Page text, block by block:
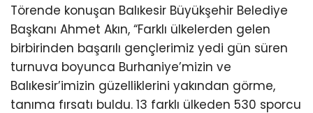
Törende konuşan Balıkesir Büyükşehir Belediye
Başkanı Ahmet Akın, “Farklı ülkelerden gelen
birbirinden başarılı gençlerimiz yedi gün süren
turnuva boyunca Burhaniye’mizin ve
Balıkesir’imizin güzelliklerini yakından görme,
tanıma fırsatı buldu. 13 farklı ülkeden 530 sporcu